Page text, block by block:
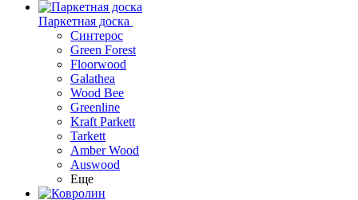
Паркетная доска
Синтерос
Green Forest
Floorwood
Galathea
Wood Bee
Greenline
Kraft Parkett
Tarkett
Amber Wood
Auswood
Еще